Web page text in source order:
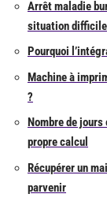
Arrêt maladie
situation difficile
Pourquoi
Machine à
?
Nombre de
propre calcul
Récupérer un
parvenir